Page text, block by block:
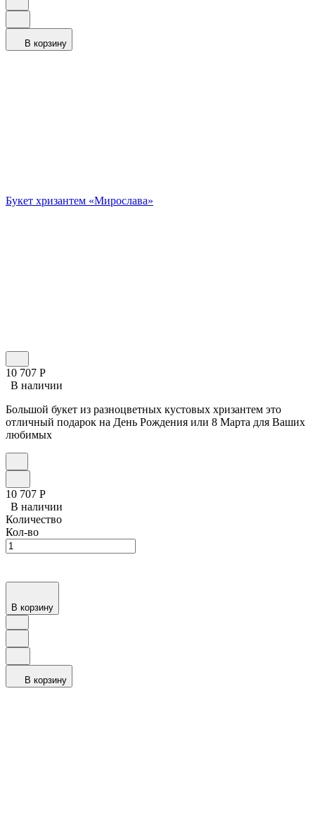
В корзину
Букет хризантем «Мирослава»
10 707 Р
В наличии
Большой букет из разноцветных кустовых хризантем это
отличный подарок на День Рождения или 8 Марта для Ваших
любимых
10 707 Р
В наличии
Количество
Кол-во
В корзину
В корзину